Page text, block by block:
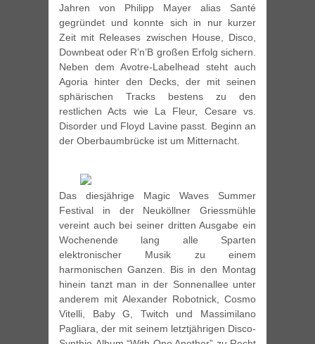
Jahren von Philipp Mayer alias Santé
gegründet und konnte sich in nur kurzer
Zeit mit Releases zwischen House, Disco,
Downbeat oder R’n’B großen Erfolg sichern.
Neben dem Avotre-Labelhead steht auch
Agoria hinter den Decks, der mit seinen
sphärischen Tracks bestens zu den
restlichen Acts wie La Fleur, Cesare vs.
Disorder und Floyd Lavine passt. Beginn an
der Oberbaumbrücke ist um Mitternacht.
Das diesjährige Magic Waves Summer
Festival in der Neuköllner Griessmühle
vereint auch bei seiner dritten Ausgabe ein
Wochenende lang alle Sparten
elektronischer Musik zu einem
harmonischen Ganzen. Bis in den Montag
hinein tanzt man in der Sonnenallee unter
anderem mit Alexander Robotnick, Cosmo
Vitelli, Baby G, Twitch und Massimilano
Pagliara, der mit seinem letztjährigen Disco-